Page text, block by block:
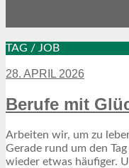
TAG / JOB
28. APRIL 2026
Berufe mit
Arbeiten wir, um zu
Gerade rund um den
wieder etwas häufiger.